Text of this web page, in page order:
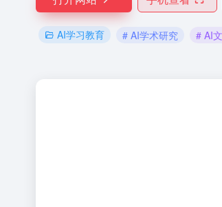
AI学习教育 # AI学术研究 # AI